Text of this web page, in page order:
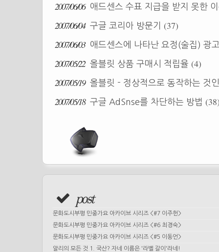
2007/06/06
애드센스 수표 지급을 받지 못한
2007/06/04 구글 코리아 방문기 (37)
2007/06/03
애드센스에 나타난 요정(술집) 광
2007/05/22 올블릿 상품 구매시 적립율 (4)
2007/05/19 올블릿 - 정상적으로 동작하는 것
2007/05/18 구글 AdSnse를 차단하는 방법
post
문화도시부평 민중가요 아카이브 시리즈 <#7 이주헌>
문화도시부평 민중가요 아카이브 시리즈 <#6 최경숙>
문화도시부평 민중가요 아카이브 시리즈 <#5 이동언>
알리의 모든 것 1. 국산? 자네 이름은 '라벨 갈이'라네!